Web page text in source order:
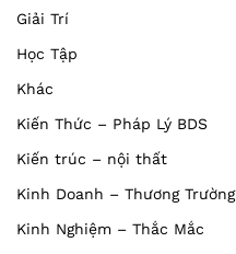
Giải Trí
Học Tập
Khác
Kiến Thức – Pháp Lý BDS
Kiến trúc – nội thất
Kinh Doanh – Thương Trường
Kinh Nghiệm – Thắc Mắc